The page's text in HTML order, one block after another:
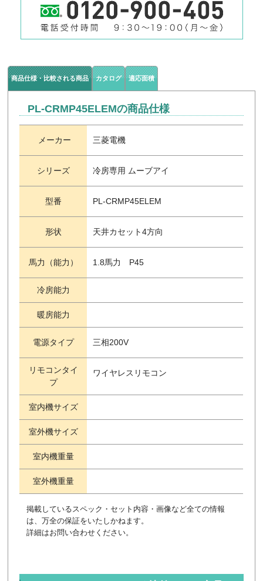
商品仕様・比較される商品 カタログ 適応面積
PL-CRMP45ELEMの商品仕様
メーカー 三菱電機
シリーズ 冷房専用 ムーブアイ
型番 PL-CRMP45ELEM
形状 天井カセット4方向
馬力（能力） 1.8馬力 P45
冷房能力
暖房能力
電源タイプ 三相200V
リモコンタイ
プ
ワイヤレスリモコン
室内機サイズ
室外機サイズ
室内機重量
室外機重量
掲載しているスペック・セット内容・画像など全ての情報
は、万全の保証をいたしかねます。
詳細はお問い合わせください。